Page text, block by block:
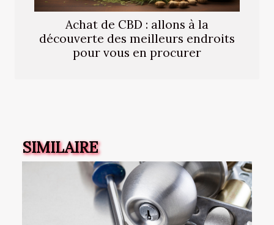
Achat de CBD : allons à la
découverte des meilleurs endroits
pour vous en procurer
SIMILAIRE